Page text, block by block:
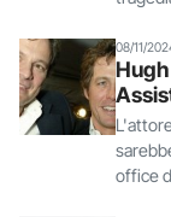
08/11/
office